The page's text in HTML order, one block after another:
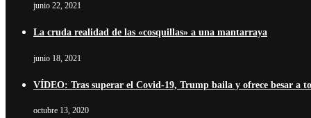
junio 22, 2021
La cruda realidad de las «cosquillas» a una mantarraya
junio 18, 2021
VÍDEO: Tras superar el Covid-19, Trump baila y ofrece besar a
octubre 13, 2020